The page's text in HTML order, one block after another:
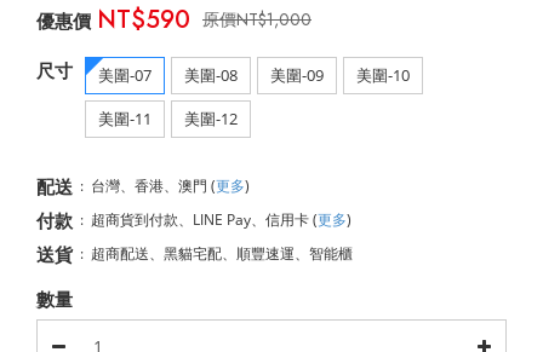
NT$1,000
NT$590
尺寸 美圍-07 美圍-08 美圍-09
美圍-10
美圍-11
美圍-12
配送 : 台灣、香港、澳門 (更多)
付款 : 超商貨到付款、LINE Pay、信用卡(更多)
送貨 : 超商配送、黑貓宅配、順豐速運、智能櫃
數量